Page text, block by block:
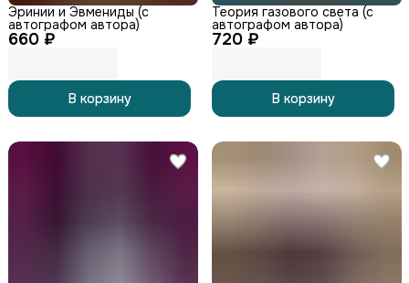
660 ₽
Эринии и Эвмениды (с
автографом автора)
В корзину
720 ₽
Теория газового света (с
автографом автора)
В корзину